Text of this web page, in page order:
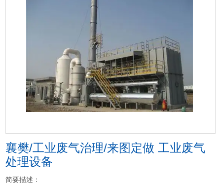
襄樊/工业废气治理/来图定做 工业废气
处理设备
简要描述：